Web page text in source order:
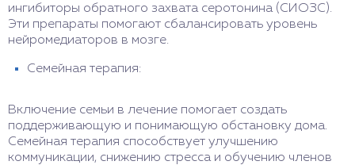
ингибиторы обратного захвата серотонина (СИОЗС).
Эти препараты помогают сбалансировать уровень
нейромедиаторов в мозге.
Семейная терапия:
Включение семьи в лечение помогает создать
поддерживающую и понимающую обстановку дома.
Семейная терапия способствует улучшению
коммуникации, снижению стресса и обучению членов